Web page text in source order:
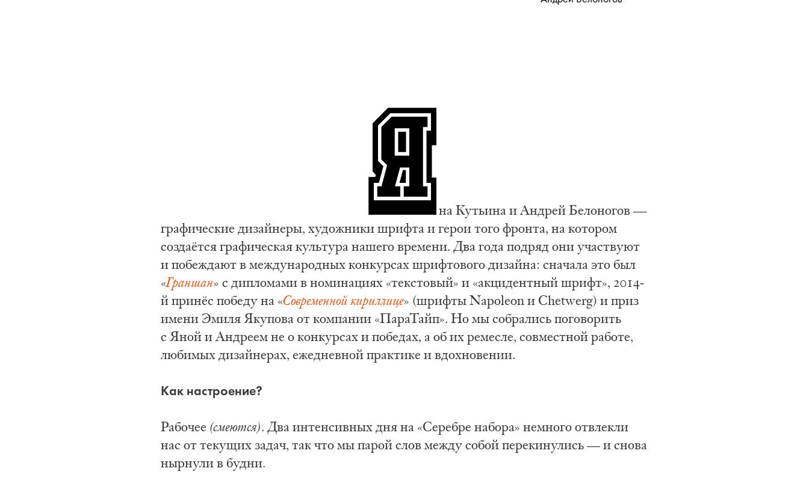
на Кутьина и Андрей Белоногов —
графические дизайнеры, художники шрифта и герои того фронта, на котором
создаётся графическая культура нашего времени. Два года подряд они участвуют
и побеждают в международных конкурсах шрифтового дизайна: сначала это был
«Граншан» с дипломами в номинациях «текстовый» и «акцидентный шрифт», 2014-
й принёс победу на «Современной кириллице» (шрифты Napoleon и Chetwerg) и приз
имени Эмиля Якупова от компании «ПараТайп». Но мы собрались поговорить
с Яной и Андреем не о конкурсах и победах, а об их ремесле, совместной работе,
любимых дизайнерах, ежедневной практике и вдохновении.
Как настроение?
Рабочее (смеются). Два интенсивных дня на «Серебре набора» немного отвлекли
нас от текущих задач, так что мы парой слов между собой перекинулись — и снова
нырнули в будни.